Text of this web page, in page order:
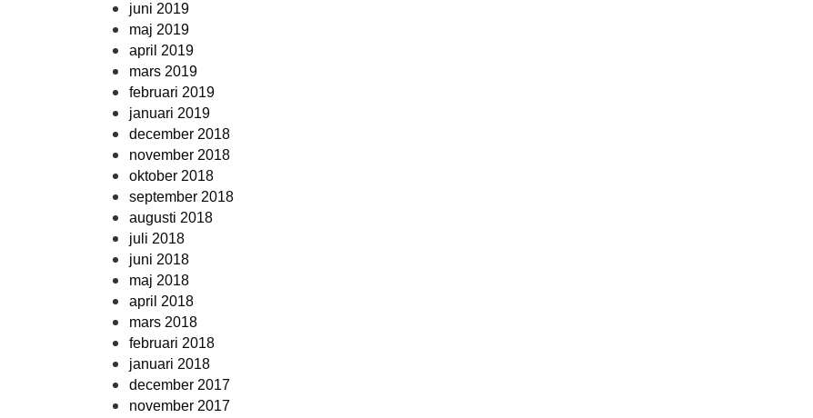
juni 2019
maj 2019
april 2019
mars 2019
februari 2019
januari 2019
december 2018
november 2018
oktober 2018
september 2018
augusti 2018
juli 2018
juni 2018
maj 2018
april 2018
mars 2018
februari 2018
januari 2018
december 2017
november 2017